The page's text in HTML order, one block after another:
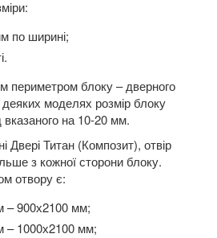
по ширині;
периметром блоку – дверного
моделях розмір блоку
вказаного на 10-20 мм.
Двері Титан (Композит), отвір
з кожної сторони блоку.
отвору є:
– 900х2100 мм;
– 1000х2100 мм;